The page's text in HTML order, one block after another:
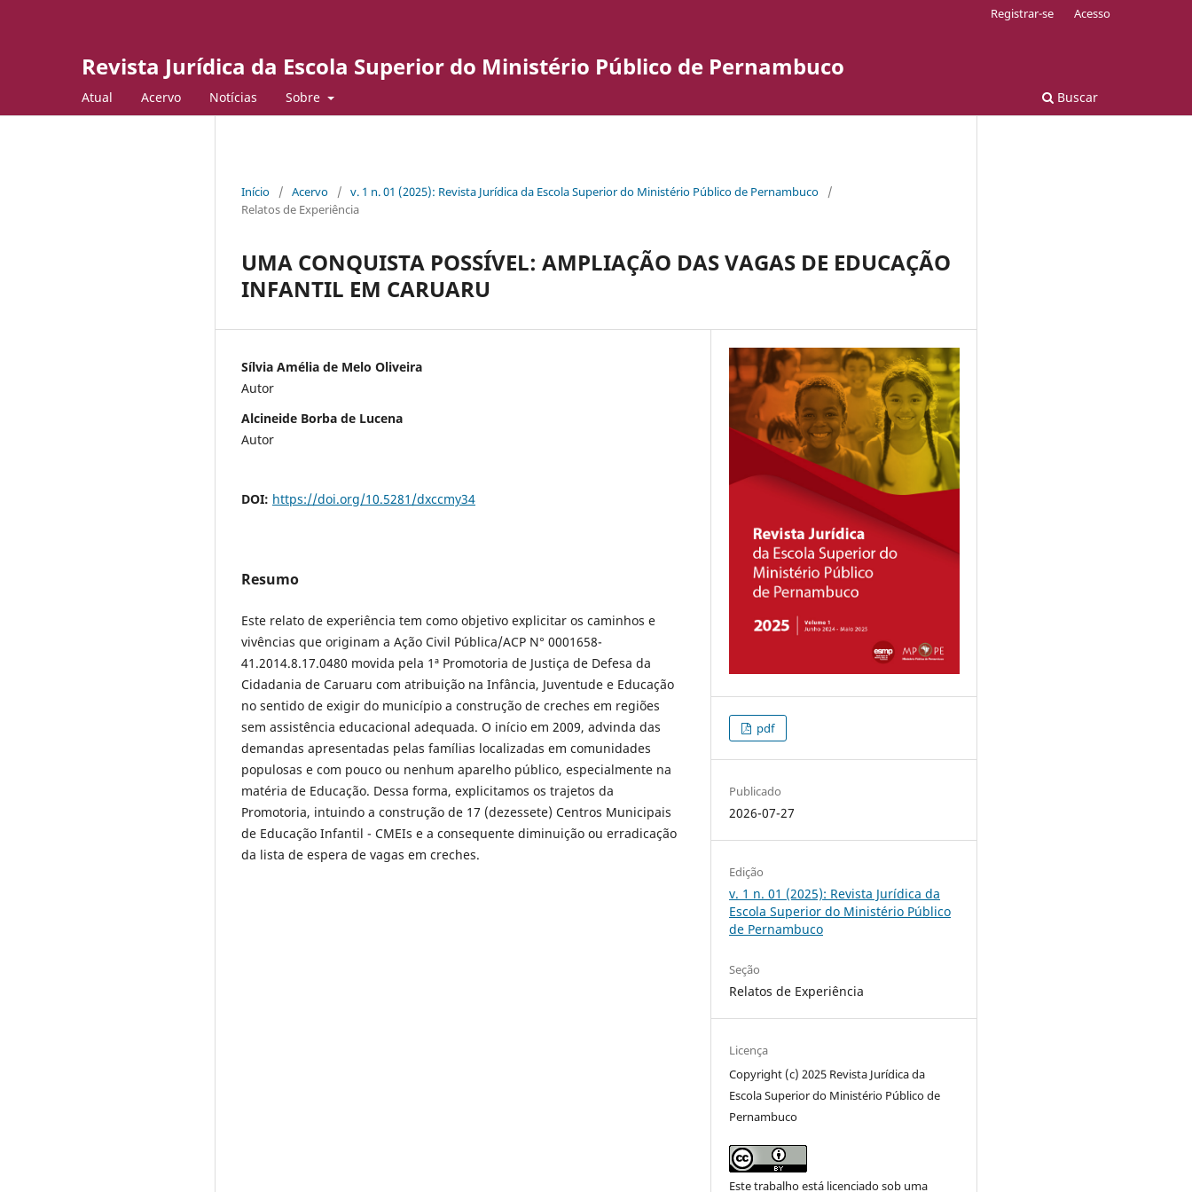
Revista Jurídica da Escola Superior do Ministério Público de Pernambuco
Atual Acervo Notícias Sobre Buscar
Registrar-se Acesso
Início / Acervo / v. 1 n. 01 (2025): Revista Jurídica da Escola Superior do Ministério Público de Pernambuco
/
Relatos de Experiência
UMA CONQUISTA POSSÍVEL: AMPLIAÇÃO DAS VAGAS DE EDUCAÇÃO
INFANTIL EM CARUARU
Sílvia Amélia de Melo Oliveira
Autor
Alcineide Borba de Lucena
Autor
DOI: https://doi.org/10.5281/dxccmy34
Resumo
Este relato de experiência tem como objetivo explicitar os caminhos e
vivências que originam a Ação Civil Pública/ACP N° 0001658-
41.2014.8.17.0480 movida pela 1ª Promotoria de Justiça de Defesa da
Cidadania de Caruaru com atribuição na Infância, Juventude e Educação
no sentido de exigir do município a construção de creches em regiões
sem assistência educacional adequada. O início em 2009, advinda das
demandas apresentadas pelas famílias localizadas em comunidades
populosas e com pouco ou nenhum aparelho público, especialmente na
matéria de Educação. Dessa forma, explicitamos os trajetos da
Promotoria, intuindo a construção de 17 (dezessete) Centros Municipais
de Educação Infantil - CMEIs e a consequente diminuição ou erradicação
da lista de espera de vagas em creches.
pdf
Publicado
2026-07-27
Edição
v. 1 n. 01 (2025): Revista Jurídica da
Escola Superior do Ministério Público
de Pernambuco
Seção
Relatos de Experiência
Licença
Copyright (c) 2025 Revista Jurídica da
Escola Superior do Ministério Público de
Pernambuco
Este trabalho está licenciado sob uma